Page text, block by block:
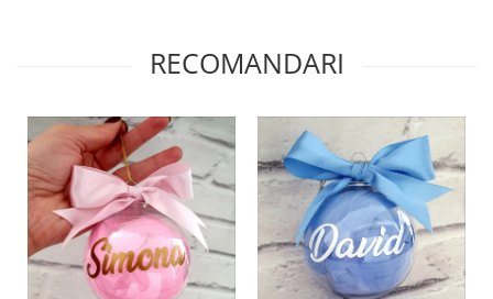
RECOMANDARI